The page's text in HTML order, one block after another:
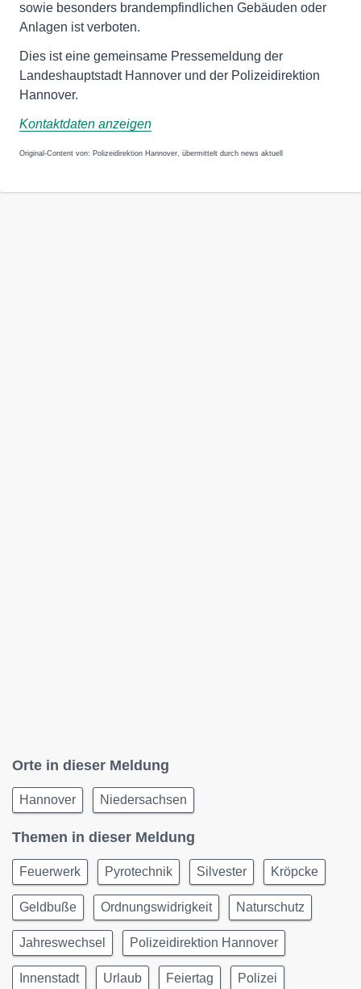
sowie besonders brandempfindlichen Gebäuden oder
Anlagen ist verboten.
Dies ist eine gemeinsame Pressemeldung der
Landeshauptstadt Hannover und der Polizeidirektion
Hannover.
Kontaktdaten anzeigen
Original-Content von: Polizeidirektion Hannover, übermittelt durch news aktuell
Orte in dieser Meldung
Hannover Niedersachsen
Themen in dieser Meldung
Feuerwerk Pyrotechnik Silvester Kröpcke
Geldbuße Ordnungswidrigkeit Naturschutz
Jahreswechsel Polizeidirektion Hannover
Innenstadt Urlaub Feiertag Polizei